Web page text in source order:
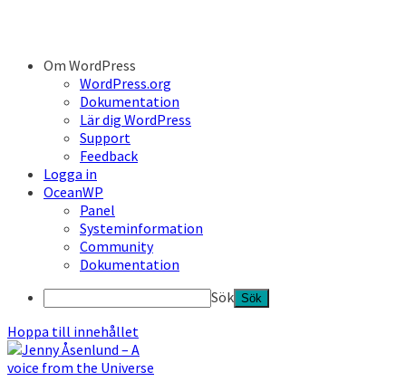
Om WordPress
WordPress.org
Dokumentation
Lär dig WordPress
Support
Feedback
Logga in
OceanWP
Panel
Systeminformation
Community
Dokumentation
Sök
Hoppa till innehållet